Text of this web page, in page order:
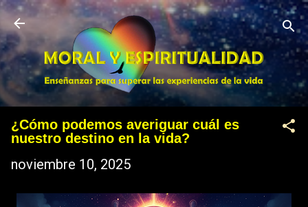
Ir al contenido principal
¿Cómo podemos averiguar cuál es
nuestro destino en la vida?
noviembre 10, 2025